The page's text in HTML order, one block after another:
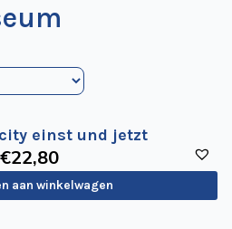
einst und jetzt
€22,80
aan winkelwagen